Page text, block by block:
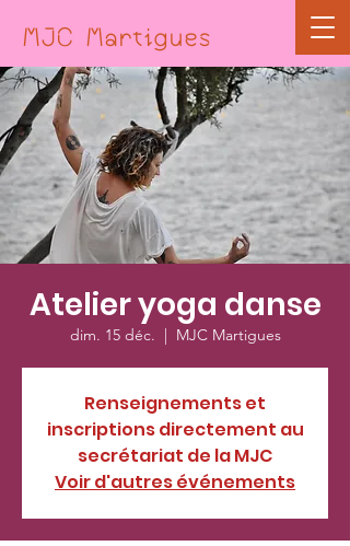
MJC Martigues
Atelier yoga danse
dim. 15 déc.
  |
MJC Martigues
Renseignements et
inscriptions directement au
secrétariat de la MJC
Voir d'autres événements